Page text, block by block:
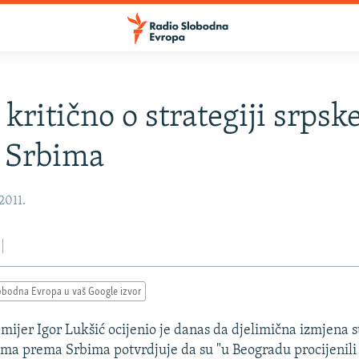
o strategiji
Evropa u vaš Google izvor
Igor Lukšić ocijenio je danas da djelimična izmjena
prema Srbima potvrdjuje da su "u Beogradu procijenili